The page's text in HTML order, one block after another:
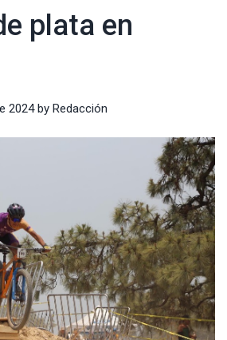
plata en
2024by Redacción